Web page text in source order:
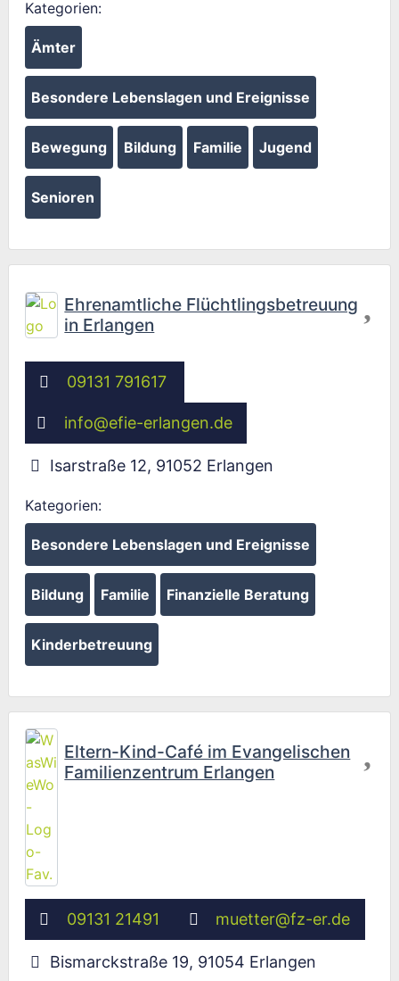
Kategorien:
Ämter
Besondere Lebenslagen und Ereignisse
Bewegung Bildung Familie Jugend
Senioren
Ehrenamtliche Flüchtlingsbetreuung
in Erlangen
09131 791617
info@efie-erlangen.de
Isarstraße 12, 91052 Erlangen
Kategorien:
Besondere Lebenslagen und Ereignisse
Bildung Familie Finanzielle Beratung
Kinderbetreuung
Eltern-Kind-Café im Evangelischen
Familienzentrum Erlangen
09131 21491 muetter@fz-er.de
Bismarckstraße 19, 91054 Erlangen
Wird geladen …